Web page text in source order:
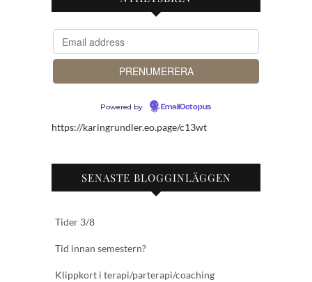
Powered by EmailOctopus
https://karingrundler.eo.page/c13wt
SENASTE BLOGGINLÄGGEN
Tider 3/8
Tid innan semestern?
Klippkort i terapi/parterapi/coaching